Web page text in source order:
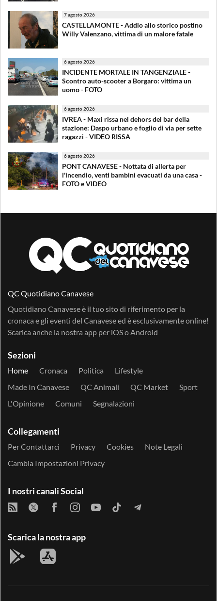
7 agosto 2026
CASTELLAMONTE - Addio allo storico postino
Willy Valenzano, vittima di un malore fatale
6 agosto 2026
INCIDENTE MORTALE IN TANGENZIALE -
Scontro auto-scooter a Borgaro: vittima un
uomo - FOTO
6 agosto 2026
IVREA - Maxi rissa nel dehors del bar della
stazione: Daspo urbano e foglio di via per sette
ragazzi - VIDEO RISSA
6 agosto 2026
PONT CANAVESE - Nottata di allerta per
l'incendio, venti bambini evacuati da una casa -
FOTO e VIDEO
QC Quotidiano Canavese
Quotidiano Canavese è il tuo sito di riferimento per la
cronaca e gli eventi del Canavese ed è esclusivamente online!
Scarica anche la nostra app per iOSo Android
Sezioni
Home Cronaca Politica
Lifestyle
Made In Canavese
QC Animali QC Market
Sport
L'Opinione
Comuni Segnalazioni
Collegamenti
Per Contattarci Privacy Cookies
Note Legali
Cambia Impostazioni Privacy
I nostri canali Social
Scarica la nostra app